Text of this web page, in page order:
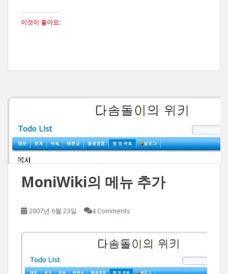
이것이 좋아요:
MoniWiki의 메뉴 추가
2007년 6월 23일 4 Comments